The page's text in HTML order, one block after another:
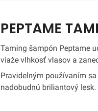
PEPTAME
Taming šampón Peptame
viaže vlhkosť vlasov a
Pravidelným používaním
nadobudnú briliantový lesk.